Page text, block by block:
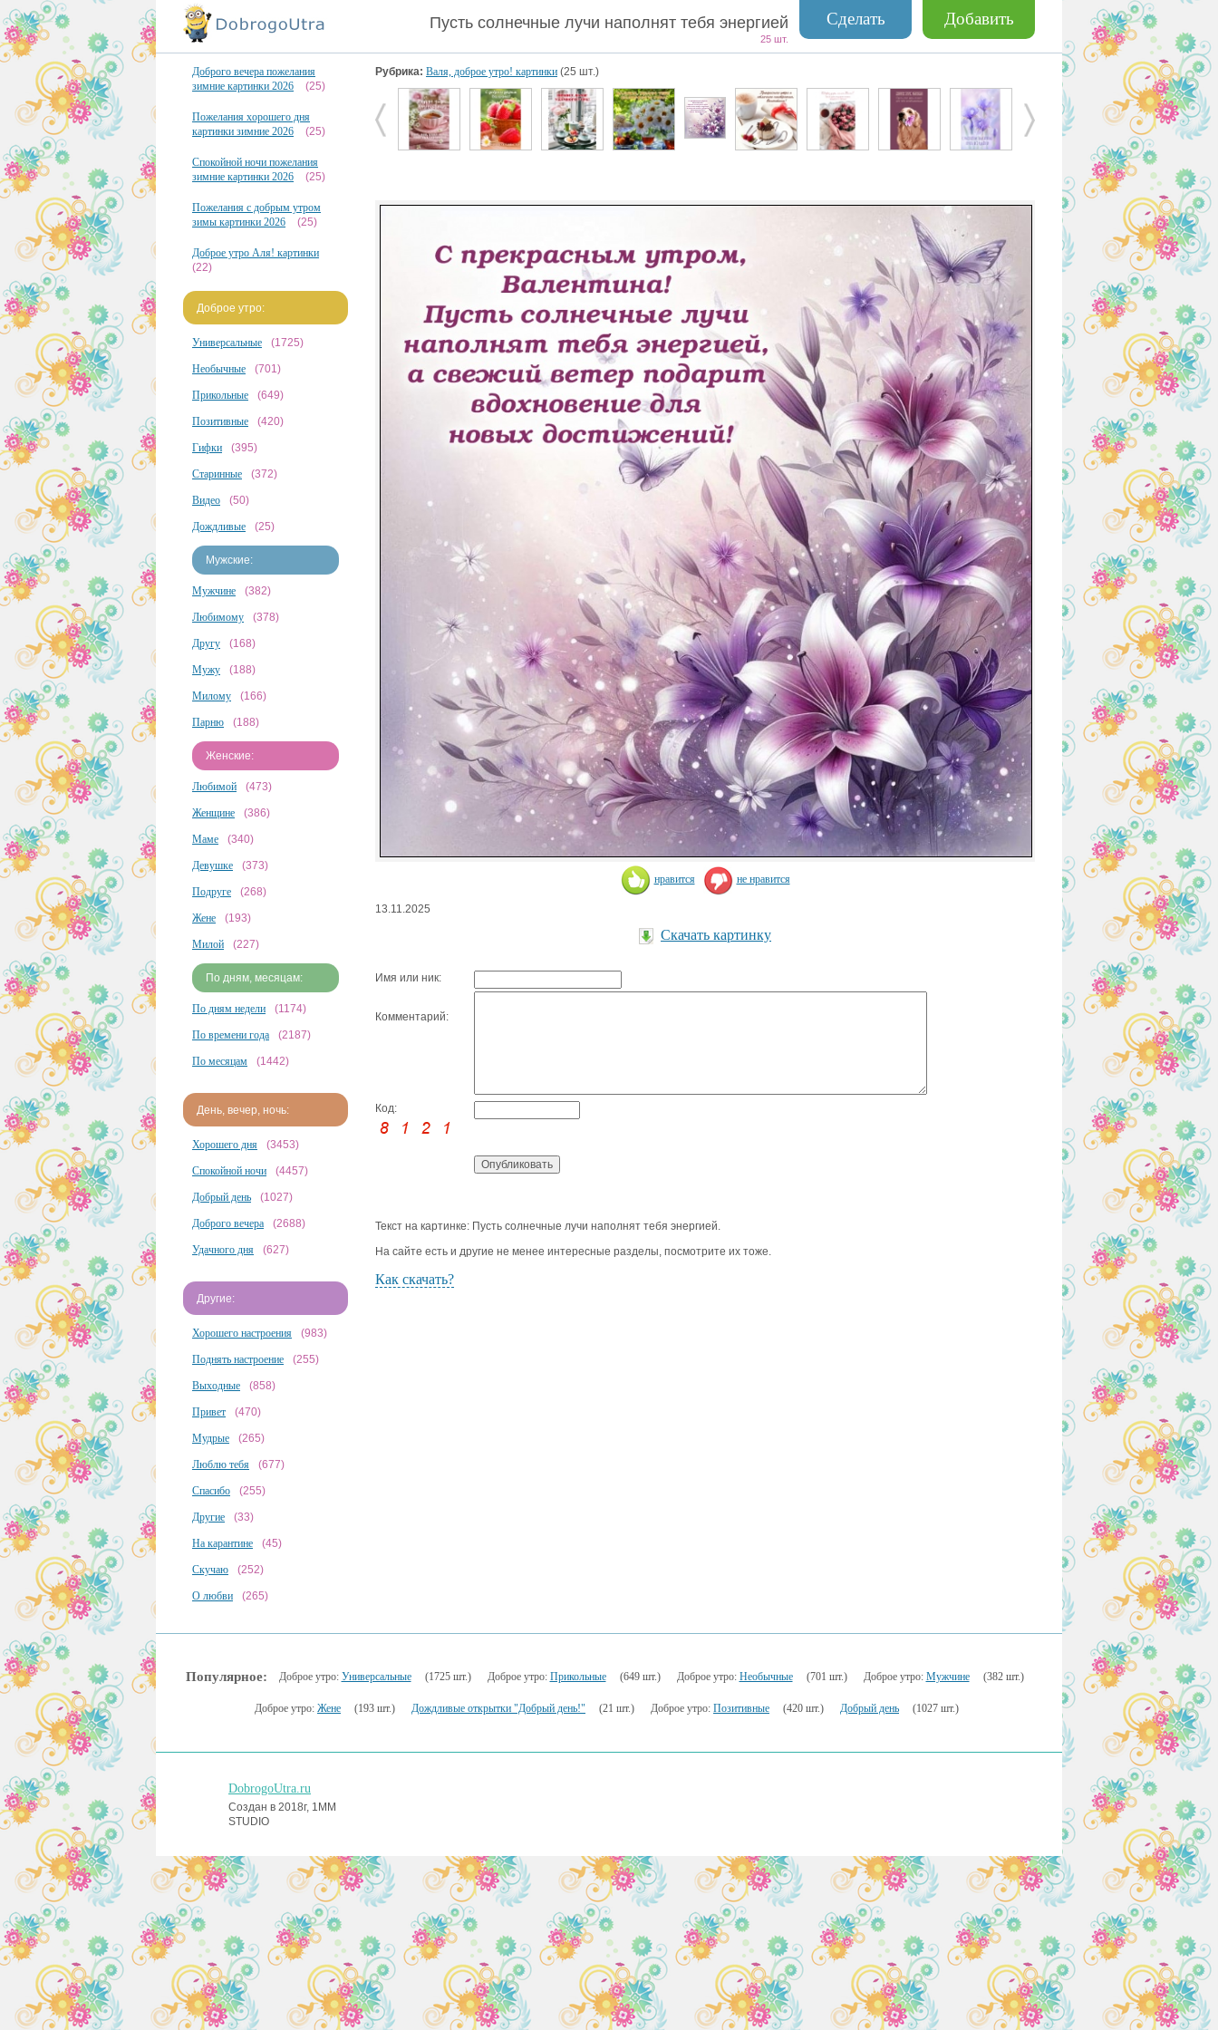
Добавить
Сделать
Пусть солнечные лучи наполнят тебя энергией
25 шт.
Доброго вечера пожелания
зимние картинки 2026
(25)
Пожелания хорошего дня
картинки зимние 2026
(25)
Спокойной ночи пожелания
зимние картинки 2026
(25)
Пожелания с добрым утром
зимы картинки 2026
(25)
Доброе утро Аля! картинки
(22)
Доброе утро:
Универсальные (1725)
Необычные (701)
Прикольные (649)
Позитивные (420)
Гифки (395)
Старинные (372)
Видео (50)
Дождливые (25)
Мужские:
Мужчине (382)
Любимому (378)
Другу (168)
Мужу (188)
Милому (166)
Парню (188)
Женские:
Любимой (473)
Женщине (386)
Маме (340)
Девушке (373)
Подруге (268)
Жене (193)
Милой (227)
По дням, месяцам:
По дням недели (1174)
По времени года (2187)
По месяцам (1442)
День, вечер, ночь:
Хорошего дня (3453)
Спокойной ночи (4457)
Добрый день (1027)
Доброго вечера (2688)
Удачного дня (627)
Другие:
Хорошего настроения (983)
Поднять настроение (255)
Выходные (858)
Привет (470)
Мудрые (265)
Люблю тебя (677)
Спасибо (255)
Другие (33)
На карантине (45)
Скучаю (252)
О любви (265)
Рубрика: Валя, доброе утро! картинки (25 шт.)
нравится не нравится
13.11.2025
Скачать картинку
Имя или ник:
Комментарий:
Код:
Текст на картинке: Пусть солнечные лучи наполнят тебя энергией.
На сайте есть и другие не менее интересные разделы, посмотрите их тоже.
Как скачать?
Популярное: Доброе утро: Универсальные (1725 шт.) Доброе утро: Прикольные (649 шт.) Доброе утро: Необычные (701 шт.) Доброе утро: Мужчине (382 шт.)
Доброе утро: Жене (193 шт.) Дождливые открытки "Добрый день!" (21 шт.) Доброе утро: Позитивные (420 шт.) Добрый день (1027 шт.)
DobrogoUtra.ru
Создан в 2018г, 1MM
STUDIO